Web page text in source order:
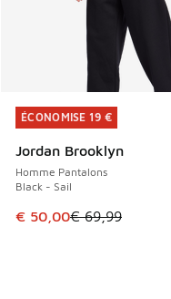
ÉCONOMISE 19 €
Jordan Brooklyn
Homme Pantalons
Black - Sail
Cet article est en
€ 50,00€ 69,99
ÉCONOMISE 19 €